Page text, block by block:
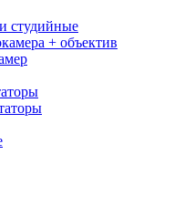
студийные
+ объектив